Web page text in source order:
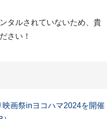
タルされていないため、貴
さい！
映画祭inヨコハマ2024を開催